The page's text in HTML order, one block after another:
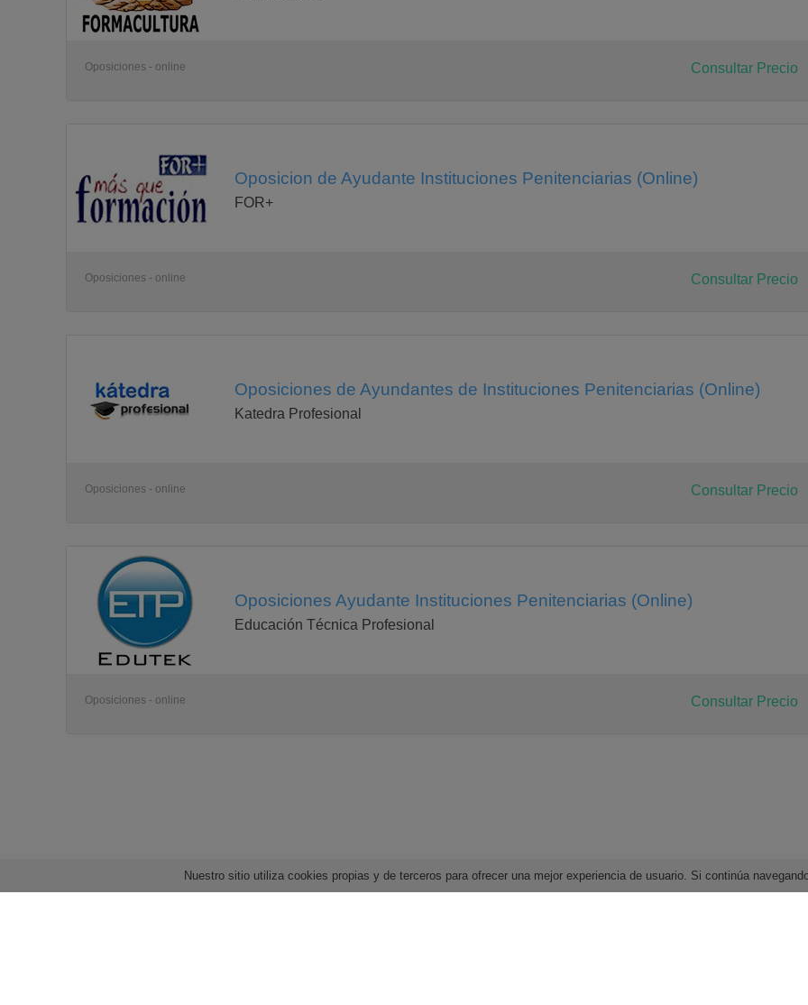
Nuestro sitio utiliza cookies propias y de terceros para ofrecer una mejor experiencia de usuario. Si continúa
Oposiciones - online Consultar Precio
Oposicion de Ayudante Instituciones Penitenciarias (Online)
FOR+
Oposiciones - online Consultar Precio
Oposiciones de Ayundantes de Instituciones Penitenciarias (Online)
Katedra Profesional
Oposiciones - online Consultar Precio
Oposiciones Ayudante Instituciones Penitenciarias (Online)
Educación Técnica Profesional
Oposiciones - online Consultar Precio